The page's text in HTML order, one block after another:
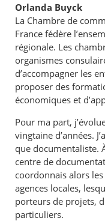
Orlanda Buyck
La Chambre de
France fédère
régionale. Les
organismes
d’accompagner les
proposer des
économiques et
Pour ma part,
vingtaine d’années.
que documentaliste.
centre de
coordonnais alors
agences locales,
porteurs de projets,
particuliers.